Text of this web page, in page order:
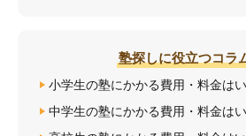
塾探しに役立つコラ
小学生の塾にかかる費用・料金は
中学生の塾にかかる費用・料金は